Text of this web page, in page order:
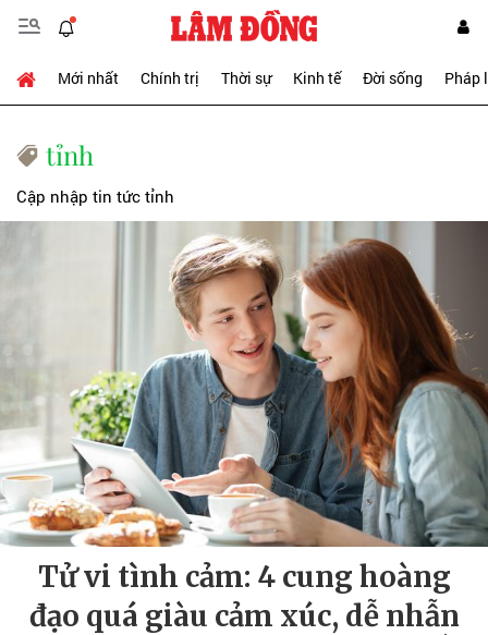
Mới nhất Chính trị Thời sự Kinh tế Đời sống Pháp
tỉnh
Cập nhập tin tức tỉnh
Tử vi tình cảm: 4 cung hoàng
đạo quá giàu cảm xúc, dễ nhẫn